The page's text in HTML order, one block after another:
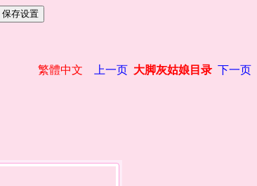
繁體中文 上一页 大脚灰姑娘目录 下一页